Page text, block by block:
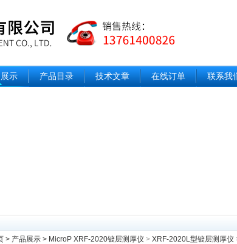
示 产品目录 技术文章 在线订单 联系我
> 产品展示 > MicroP XRF-2020镀层测厚仪 > XRF-2020L型镀层测厚仪